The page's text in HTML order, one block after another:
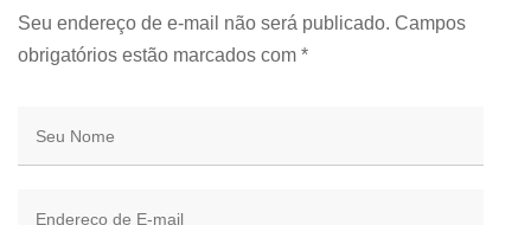
Seu endereço de e-mail não será publicado. Campos
obrigatórios estão marcados com *